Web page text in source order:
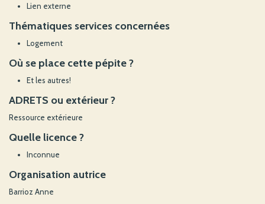
Lien externe
Thématiques services concernées
Logement
Où se place cette pépite ?
Et les autres!
ADRETS ou extérieur ?
Ressource extérieure
Quelle licence ?
Inconnue
Organisation autrice
Barrioz Anne